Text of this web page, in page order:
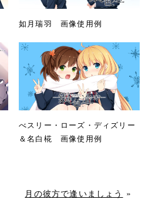
如月瑞羽 画像使用例
べスリー・ローズ・ディズリー
＆名白椛 画像使用例
月の彼方で逢いましょう »